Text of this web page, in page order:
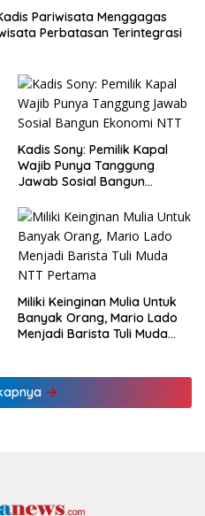
Pariwisata Menggagas
Perbatasan Terintegrasi
Kadis Sony: Pemilik Kapal
Wajib Punya Tanggung
Jawab Sosial Bangun
Miliki Keinginan Mulia Untuk
Banyak Orang, Mario Lado
Menjadi Barista Tuli Muda